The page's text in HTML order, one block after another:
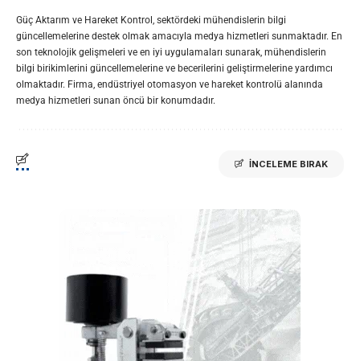
Güç Aktarım ve Hareket Kontrol, sektördeki mühendislerin bilgi
güncellemelerine destek olmak amacıyla medya hizmetleri sunmaktadır. En
son teknolojik gelişmeleri ve en iyi uygulamaları sunarak, mühendislerin
bilgi birikimlerini güncellemelerine ve becerilerini geliştirmelerine yardımcı
olmaktadır. Firma, endüstriyel otomasyon ve hareket kontrolü alanında
medya hizmetleri sunan öncü bir konumdadır.
İNCELEME BIRAK